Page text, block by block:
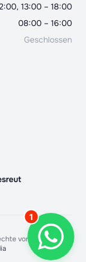
13:00 – 18:00
08:00 – 16:00
Geschlossen
vorbehalten.
1